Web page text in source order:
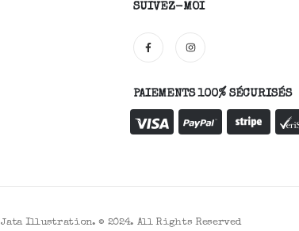
SUIVEZ-MOI
PAIEMENTS 100% SÉCURISÉS
Jata Illustration. © 2024. All Rights Reserved